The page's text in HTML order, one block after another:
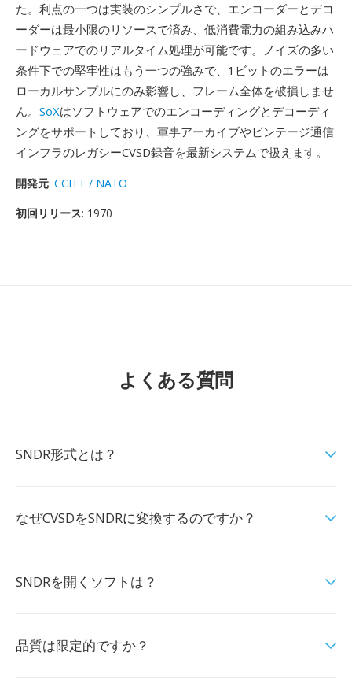
た。利点の一つは実装のシンプルさで、エンコーダーとデコ
ーダーは最小限のリソースで済み、低消費電力の組み込みハ
ードウェアでのリアルタイム処理が可能です。ノイズの多い
条件下での堅牢性はもう一つの強みで、1ビットのエラーは
ローカルサンプルにのみ影響し、フレーム全体を破損しませ
ん。 SoXはソフトウェアでのエンコーディングとデコーディ
ングをサポートしており、軍事アーカイブやビンテージ通信
インフラのレガシーCVSD録音を最新システムで扱えます。
開発元: CCITT / NATO
初回リリース: 1970
よくある質問
SNDR形式とは？
なぜCVSDをSNDRに変換するのですか？
SNDRを開くソフトは？
品質は限定的ですか？